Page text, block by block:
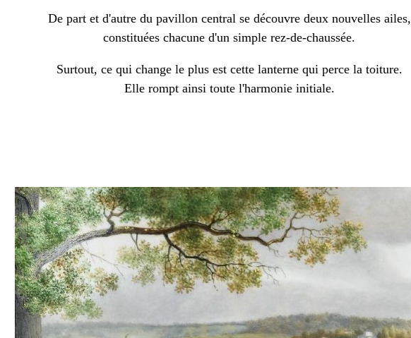
De part et d'autre du pavillon central se découvre deux nouvelles ailes,
constituées chacune d'un simple rez-de-chaussée.
Surtout, ce qui change le plus est cette lanterne qui perce la toiture.
Elle rompt ainsi toute l'harmonie initiale.